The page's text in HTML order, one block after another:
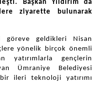
Başkan Yıldırım da
ziyarette bulunarak
göreve geldikleri Nisan
yönelik birçok önemli
yatırımlarla gençlerin
Ümraniye Belediyesi
ileri teknoloji yatırımı